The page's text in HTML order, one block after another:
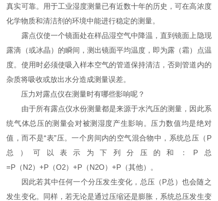
真实可靠。用于工业湿度测量已有近数十年的历史，可在高浓度
化学物质和清洁剂的环境中能进行稳定的测量。
露点仪使一个镜面处在样品湿空气中降温，直到镜面上隐现
露滴（或冰晶）的瞬间，测出镜面平均温度，即为露（霜）点温
度。使用时必须使吸入样本空气的管道保持清洁，否则管道内的
杂质将吸收或放出水分造成测量误差。
压力对露点仪在测量时有哪些影响呢？
由于所有露点仪水份测量都是来源于水汽压的测量，因此系
统气体总压的测量会对被测湿度产生影响。压力数值均是绝对
值，而不是“表”压。一个房间内的空气混合物中，系统总压（P
总）可以表示为下列分压的和：P总
=P（N2）+P（O2）+P（N2O）+P（其他）。
因此若其中任何一个分压发生变化，总压（P总）也会随之
发生变化。同样，若无论是通过压缩还是膨胀，系统总压发生变